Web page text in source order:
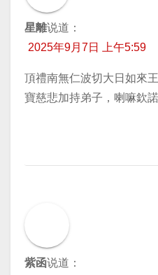
星離说道：
2025年9月7日 上午5:59
頂禮南無仁波切大日如來
寶慈悲加持弟子，喇嘛欽諾
紫函说道：